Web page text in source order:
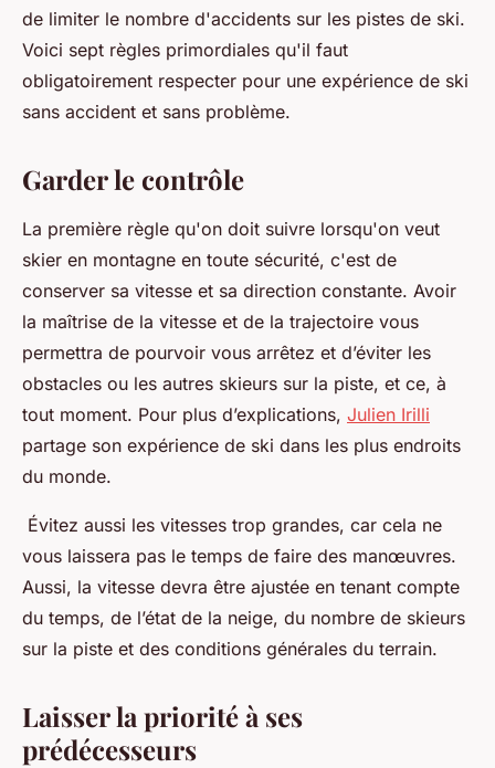
de limiter le nombre d'accidents sur les pistes de ski.
Voici sept règles primordiales qu'il faut
obligatoirement respecter pour une expérience de ski
sans accident et sans problème.
Garder le contrôle
La première règle qu'on doit suivre lorsqu'on veut
skier en montagne en toute sécurité, c'est de
conserver sa vitesse et sa direction constante. Avoir
la maîtrise de la vitesse et de la trajectoire vous
permettra de pourvoir vous arrêtez et d’éviter les
obstacles ou les autres skieurs sur la piste, et ce, à
tout moment. Pour plus d’explications, Julien Irilli
partage son expérience de ski dans les plus endroits
du monde.
Évitez aussi les vitesses trop grandes, car cela ne
vous laissera pas le temps de faire des manœuvres.
Aussi, la vitesse devra être ajustée en tenant compte
du temps, de l’état de la neige, du nombre de skieurs
sur la piste et des conditions générales du terrain.
Laisser la priorité à ses
prédécesseurs